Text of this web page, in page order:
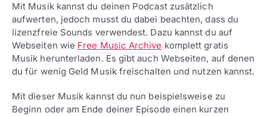
Mit Musik kannst du deinen Podcast zusätzlich
aufwerten, jedoch musst du dabei beachten, dass du
lizenzfreie Sounds verwendest. Dazu kannst du auf
Webseiten wie Free Music Archive komplett gratis
Musik herunterladen. Es gibt auch Webseiten, auf denen
du für wenig Geld Musik freischalten und nutzen kannst.
Mit dieser Musik kannst du nun beispielsweise zu
Beginn oder am Ende deiner Episode einen kurzen